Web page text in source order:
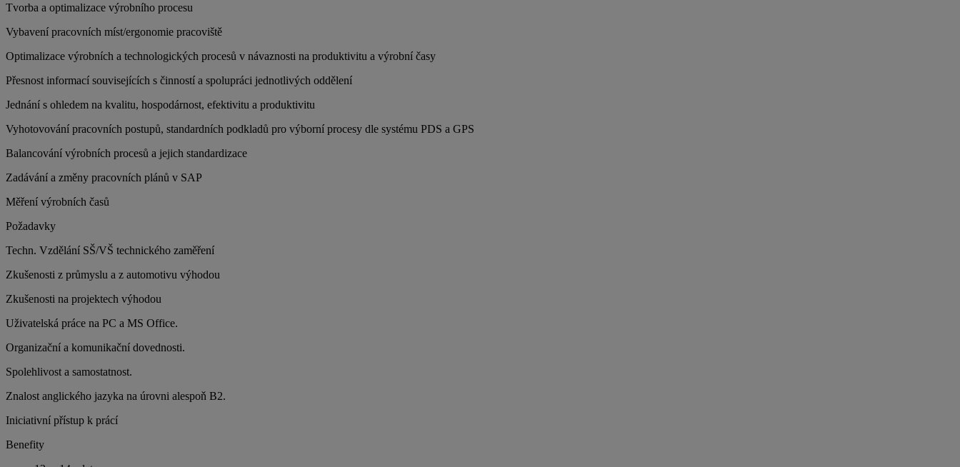
Tvorba a optimalizace výrobního procesu
Vybavení pracovních míst/ergonomie pracoviště
Optimalizace výrobních a technologických procesů v návaznosti na produktivitu a výrobní časy
Přesnost informací souvisejících s činností a spolupráci jednotlivých oddělení
Jednání s ohledem na kvalitu, hospodárnost, efektivitu a produktivitu
Vyhotovování pracovních postupů, standardních podkladů pro výborní procesy dle systému PDS a GPS
Balancování výrobních procesů a jejich standardizace
Zadávání a změny pracovních plánů v SAP
Měření výrobních časů
Požadavky
Techn. Vzdělání SŠ/VŠ technického zaměření
Zkušenosti z průmyslu a z automotivu výhodou
Zkušenosti na projektech výhodou
Uživatelská práce na PC a MS Office.
Organizační a komunikační dovednosti.
Spolehlivost a samostatnost.
Znalost anglického jazyka na úrovni alespoň B2.
Iniciativní přístup k prácí
Benefity